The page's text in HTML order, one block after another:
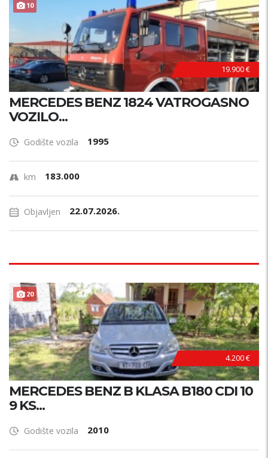
10
19.900 €
MERCEDES BENZ 1824 VATROGASNO
VOZILO...
Godište vozila 1995
km 183.000
Objavljen 22.07.2026.
20
4.200 €
MERCEDES BENZ B KLASA B180 CDI 10
9 KS...
Godište vozila 2010